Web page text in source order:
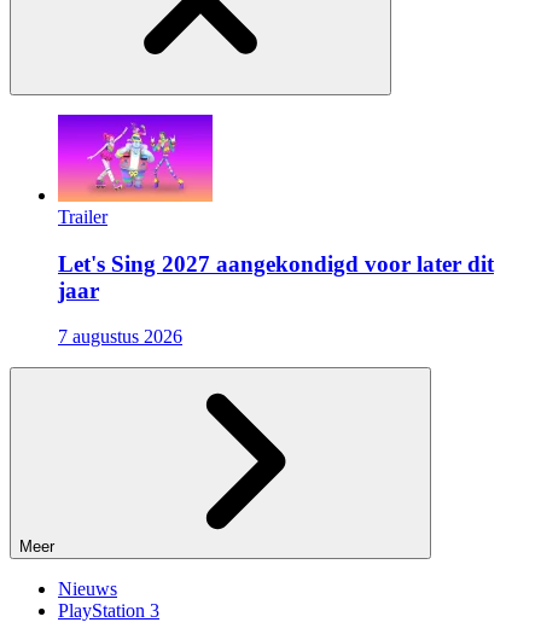
Trailer
Let's Sing 2027 aangekondigd voor later dit
jaar
7 augustus 2026
Meer
Nieuws
PlayStation 3